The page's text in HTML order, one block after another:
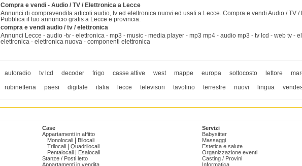
Compra e vendi - Audio / TV / Elettronica a Lecce
Annunci di compravendita articoli audio, tv ed elettronica nuovi ed usati a Lecce. Compra e vendi Audio / TV /
Pubblica il tuo annuncio gratis a Lecce e provincia.
compra e vendi audio / tv / elettronica
Annunci Lecce - audio -tv - elettronica - mp3 - music - media player - mp3 mp4 - audio mp3 - tv lcd - web tv -
elettronica - elettronica nuova - componenti elettronica
autoradio tv lcd decoder frigo casse attive west mappe europa sottocosto lettore
rubinetteria
paesi digitale italia lecce televisori tavolino terrestre nuovi lingua
Case
Appartamenti in affitto
Monolocali
Bilocali
Trilocali
Quadrilocali
Pentalocali
Esalocali
Stanze / Posti letto
Appartamenti in vendita
Servizi
Babysitter
Massaggi
Estetica e salute
Organizzazione eventi
Casting / Provini
Informatica